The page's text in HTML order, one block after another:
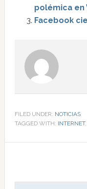
polémica en
Facebook
FILED UNDER: NOTICIAS
TAGGED WITH: INTERNET,